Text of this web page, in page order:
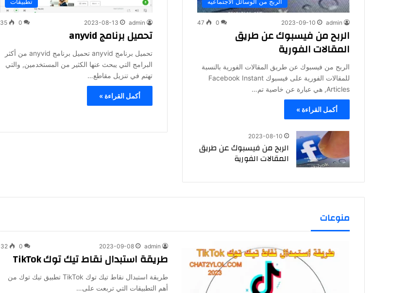
admin
2023-09-10
0
47
الربح من فيسبوك عن طريق
المقالات الفورية
الربح من فيسبوك عن طريق المقالات الفورية بالنسبة
للمقالات الفورية على فيسبوك Facebook Instant
Articles, هي عبارة عن خاصية تم…
أكمل القراءة »
2023-08-10
الربح من فيسبوك عن طريق
المقالات الفورية
admin
2023-08-13
0
35
تحميل برنامج anyvid
تحميل برنامج anyvid تحميل برنامج anyvid من أكثر
البرامج التي يبحث عنها الكثير من المستخدمين, والتي
تهتم في تنزيل مقاطع…
أكمل القراءة »
منوعات
admin
2023-09-08
0
32
طريقة استبدال نقاط تيك توك TikTok
طريقة استبدال نقاط تيك توك TikTok تطبيق تيك توك من
أهم التطبيقات التي تربعت على…